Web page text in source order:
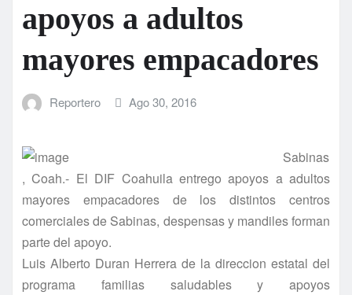
apoyos a adultos
mayores empacadores
Reportero Ago 30, 2016
Sabinas
, Coah.- El DIF Coahuila entrego apoyos a adultos
mayores empacadores de los distintos centros
comerciales de Sabinas, despensas y mandiles forman
parte del apoyo.
Luis Alberto Duran Herrera de la direccion estatal del
programa familias saludables y apoyos